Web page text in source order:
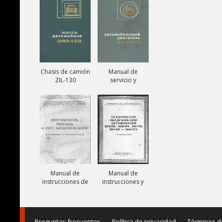
131V
Chasis de camión
ZIL-130
Manual de
servicio y
motor ZIL-130
Manual de
instrucciones de
Manual de
instrucciones y
150, ZIL-151, ZIL-